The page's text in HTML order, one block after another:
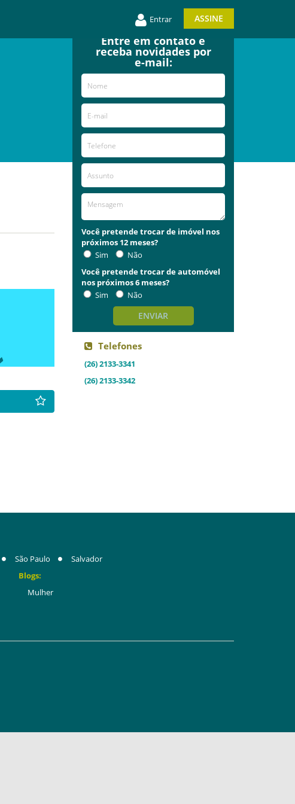
Entrar ASSINE
Entre em contato e
receba novidades por
e-mail:
Você pretende trocar de imóvel nos
próximos 12 meses?
Sim
Não
Você pretende trocar de automóvel
nos próximos 6 meses?
Sim
Não
ENVIAR
Telefones
(26) 2133-3341
(26) 2133-3342
São Paulo
Salvador
Blogs:
Mulher